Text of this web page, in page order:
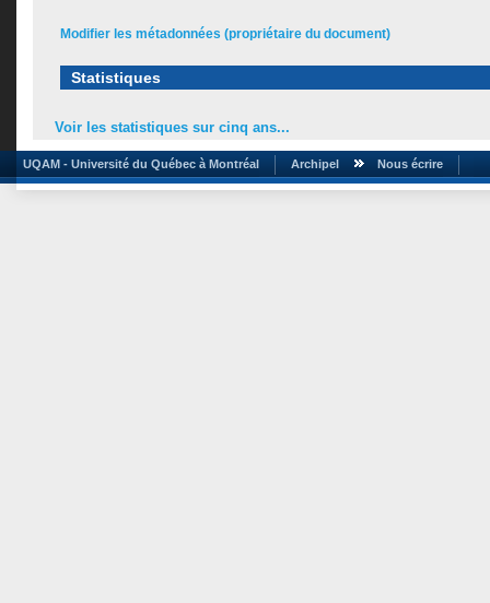
Modifier les métadonnées (propriétaire du document)
Statistiques
Voir les statistiques sur cinq ans...
UQAM - Université du Québec à Montréal Archipel Nous écrire